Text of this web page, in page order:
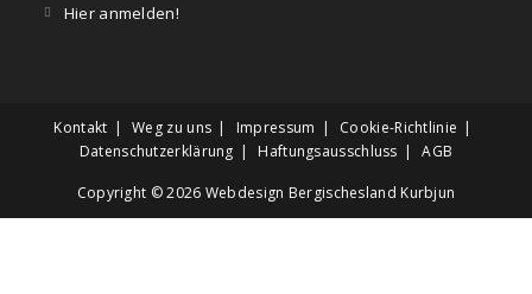
Hier anmelden!
Kontakt Weg zu uns Impressum
Cookie-Richtlinie
Datenschutzerklärung
Haftungsausschluss AGB
Copyright © 2026 Webdesign Bergischesland Kurbjun